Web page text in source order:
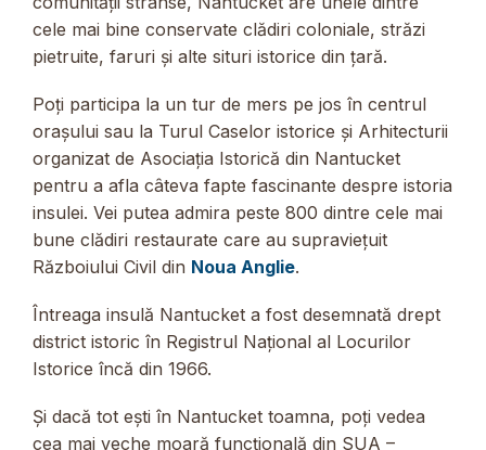
cele mai bine conservate clădiri coloniale, străzi
pietruite, faruri și alte situri istorice din țară.
Poți participa la un tur de mers pe jos în centrul
orașului sau la Turul Caselor istorice și Arhitecturii
organizat de Asociația Istorică din Nantucket
pentru a afla câteva fapte fascinante despre istoria
insulei. Vei putea admira peste 800 dintre cele mai
bune clădiri restaurate care au supraviețuit
Războiului Civil din Noua Anglie.
Întreaga insulă Nantucket a fost desemnată drept
district istoric în Registrul Național al Locurilor
Istorice încă din 1966.
Și dacă tot ești în Nantucket toamna, poți vedea
cea mai veche moară funcțională din SUA –